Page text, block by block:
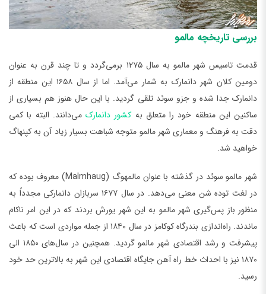
بررسی تاریخچه مالمو
قدمت تاسیس شهر مالمو به سال ۱۲۷۵ برمی‌گردد و تا چند قرن به عنوان
دومین کلان شهر دانمارک به شمار می‌آمد. اما از سال ۱۶۵۸ این منطقه از
دانمارک جدا شده و جزو سوئد تلقی گردید. با این حال هنوز هم بسیاری از
ساکنین این منطقه خود را متعلق به کشور دانمارک می‌دانند. البته با کمی
دقت به فرهنگ و معماری شهر مالمو متوجه شباهت بسیار زیاد آن به کپنهاگ
خواهید شد.
شهر مالمو سوئد در گذشته با عنوان مالمهوگ (Malmhaug) معروف بوده که
در لغت توده شن معنی می‌دهد. در سال ۱۶۷۷ سربازان دانمارکی مجدداً به
منظور باز پس‌گیری شهر مالمو به این شهر یورش بردند که در این امر ناکام
ماندند. راه‌اندازی بندرگاه کوکامز در سال ۱۸۴۰ از جمله مواردی است که باعث
پیشرفت و رشد اقتصادی شهر مالمو گردید. همچنین در سال‌های ۱۸۵۰ الی
۱۸۷۰ نیز با احداث خط راه آهن جایگاه اقتصادی این شهر به بالاترین حد خود
رسید.